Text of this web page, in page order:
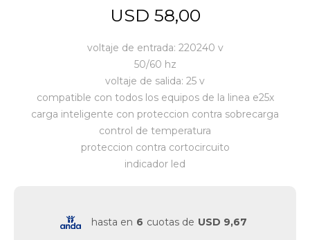
USD 58,00
voltaje de entrada: 220240 v
50/60 hz
voltaje de salida: 25 v
compatible con todos los equipos de la linea e25x
carga inteligente con proteccion contra sobrecarga
control de temperatura
proteccion contra cortocircuito
indicador led
hasta en 6 cuotas de USD 9,67
Juguetes y artículos para bebé